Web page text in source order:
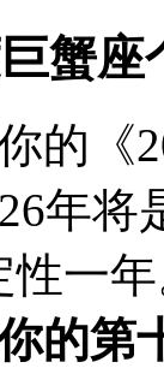
蟹
的《
年将
性一
的第